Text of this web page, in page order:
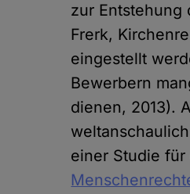
zur Entstehung
Frerk,
eingestellt
Bewerbern
dienen, 2013).
einer Studie